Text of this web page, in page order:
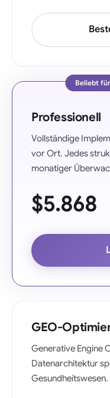
Beliebt
Professionell
Vollständige
vor Ort. Jedes
monatiger
$5.868
GEO-
Generative Engine
Datenarchitektur
Gesundheitswesen.